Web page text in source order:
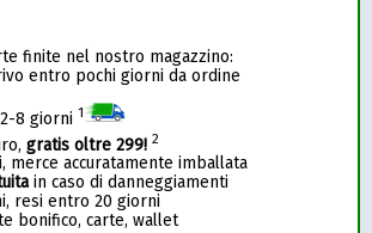
finite nel nostro magazzino:
entro pochi giorni da ordine
8 giorni 1
gratis oltre 299! 2
merce accuratamente imballata
in caso di danneggiamenti
resi entro 20 giorni
bonifico, carte, wallet